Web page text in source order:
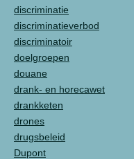
discriminatie
discriminatieverbod
discriminatoir
doelgroepen
douane
drank- en horecawet
drankketen
drones
drugsbeleid
Dupont